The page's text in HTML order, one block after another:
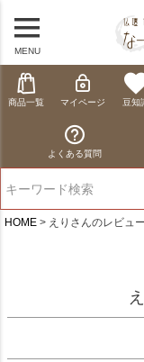
MENU
商品一覧 マイページ 豆知
よくある質問
HOME えりさんのレビュー